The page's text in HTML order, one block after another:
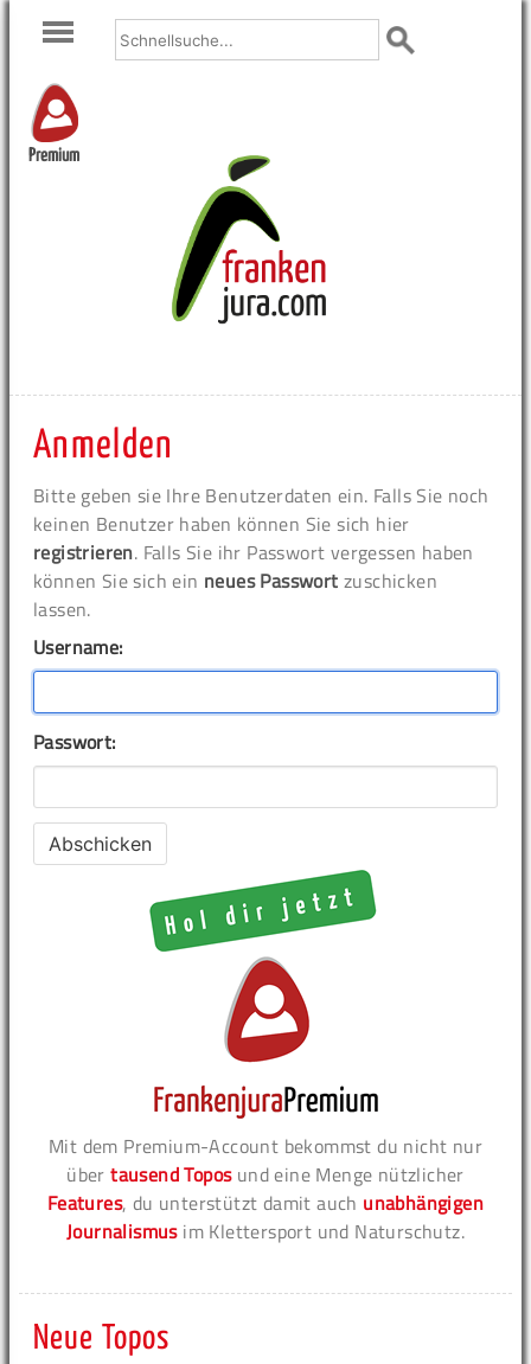
Premium
Anmelden
Bitte geben sie Ihre Benutzerdaten ein. Falls Sie noch
keinen Benutzer haben können Sie sich hier
registrieren. Falls Sie ihr Passwort vergessen haben
können Sie sich ein neues Passwort zuschicken
lassen.
Username:
Passwort:
Mit dem Premium-Account bekommst du nicht nur
übertausend Toposund eine Menge nützlicher
Features, du unterstützt damit auch unabhängigen
Journalismusim Klettersport und Naturschutz.
Neue Topos